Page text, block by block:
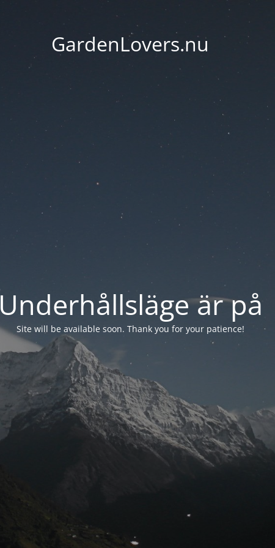
GardenLovers.nu
Underhållsläge är på
Site will be available soon. Thank you for your patience!